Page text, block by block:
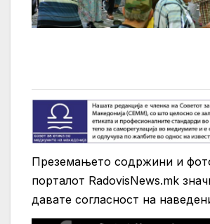
Преземањето содржини и
порталот RadovisNews.mk
давате согласност на